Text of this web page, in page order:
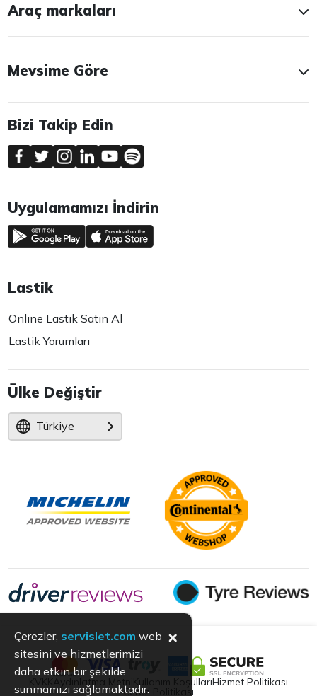
Araç markaları
Mevsime Göre
Bizi Takip Edin
Uygulamamızı İndirin
Lastik
Online Lastik Satın Al
Lastik Yorumları
Ülke Değiştir
Türkiye
Aydınlatma Metni Kullanım KoşullarıHizmet Politikası
Çerez Politikası
Çerezler, servislet.com web
sitesini ve hizmetlerimizi
daha etkin bir şekilde
sunmamızı sağlamaktadır.
×